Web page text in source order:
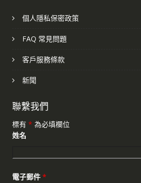
個人隱私保密政策
FAQ 常見問題
客戶服務條款
新聞
聯繫我們
標有 * 為必填欄位
姓名
電子郵件 *